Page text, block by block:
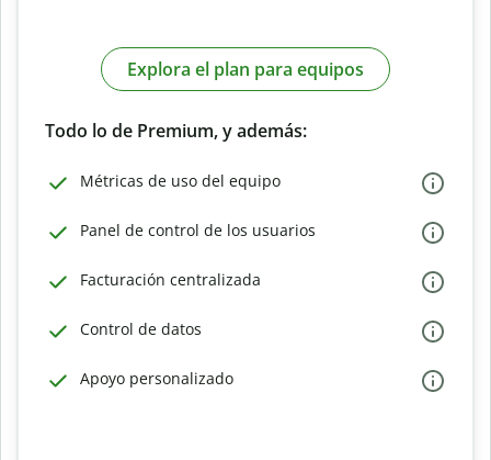
Explora el plan para equipos
Todo lo de Premium, y además:
Métricas de uso del equipo
Panel de control de los usuarios
Facturación centralizada
Control de datos
Apoyo personalizado